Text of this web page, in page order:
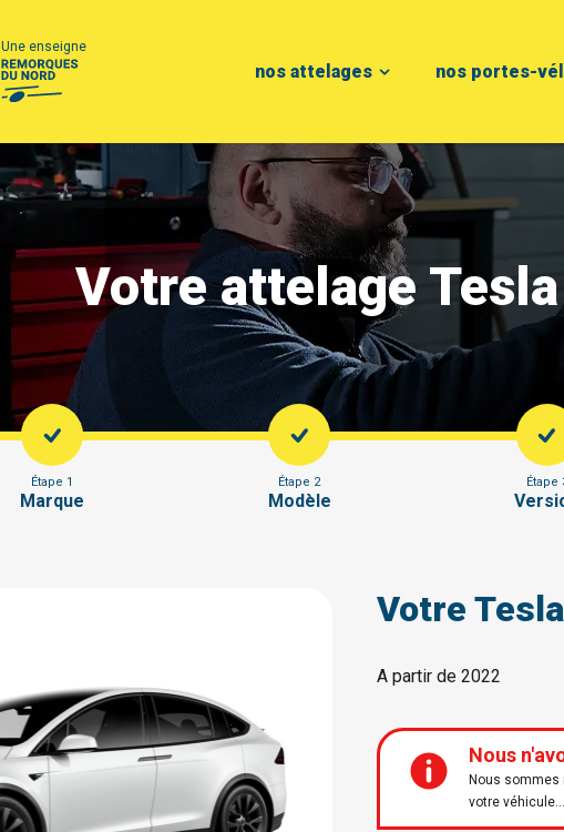
Une enseigne
nos attelages nos portes-
Votre attelage
Étape 1
Marque
Étape 2
Modèle
Étape
Votre
A partir de 2022
Nous
Nous sommes
votre véhicule...